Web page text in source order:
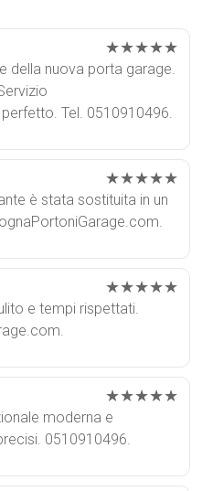
★★★★★
della nuova porta garage.
Tel. 0510910496.
★★★★★
è stata sostituita in un
★★★★★
e tempi rispettati.
★★★★★
moderna e
0510910496.